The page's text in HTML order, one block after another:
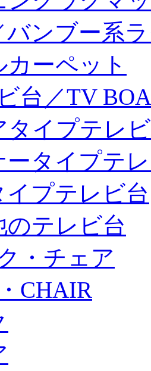
バンブー系
カーペット
台／TV
タイプテレ
ータイプテ
イプテレビ台
のテレビ台
・チェア
CHAIR